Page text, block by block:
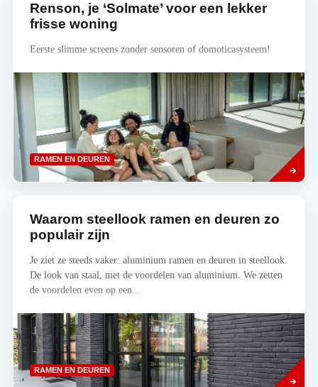
Renson, je ‘Solmate’ voor een lekker
frisse woning
Eerste slimme screens zonder sensoren of domoticasysteem!
RAMEN EN DEUREN
meer
Waarom steellook ramen en deuren zo
populair zijn
Je ziet ze steeds vaker: aluminium ramen en deuren in steellook.
De look van staal, met de voordelen van aluminium. We zetten
de voordelen even op een...
RAMEN EN DEUREN
Lees
meer